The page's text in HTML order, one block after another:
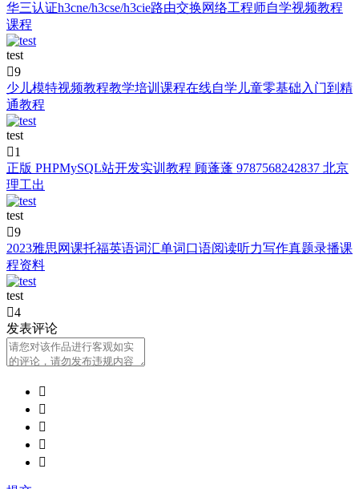
华三认证h3cne/h3cse/h3cie路由交换网络工程师自学视频教程
课程
test
9
少儿模特视频教程教学培训课程在线自学儿童零基础入门到精
通教程
test
1
正版 PHPMySQL站开发实训教程 顾蓬蓬 9787568242837 北京
理工出
test
9
2023雅思网课托福英语词汇单词口语阅读听力写作真题录播课
程资料
test
4
发表评论




